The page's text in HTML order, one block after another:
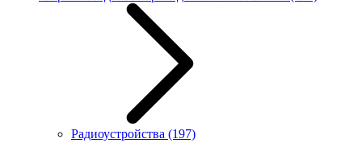
Радиоустройства (197)